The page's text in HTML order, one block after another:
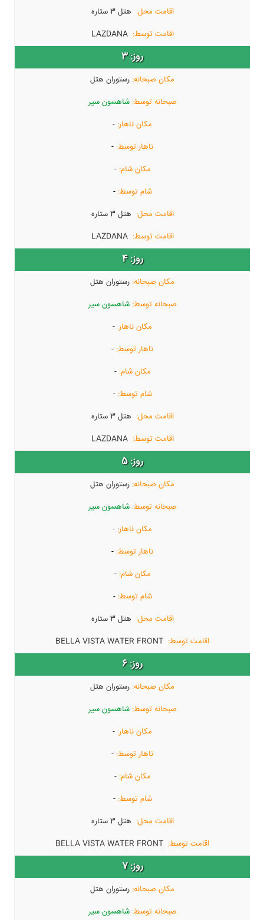
هتل 3 ستاره
LAZDANA
3
رستوران هتل
شاهسون سیر
-
-
-
-
هتل 3 ستاره
LAZDANA
4
رستوران هتل
شاهسون سیر
-
-
-
-
هتل 3 ستاره
LAZDANA
5
رستوران هتل
شاهسون سیر
-
-
-
-
هتل 3 ستاره
6
رستوران هتل
شاهسون سیر
-
-
-
-
هتل 3 ستاره
7
رستوران هتل
شاهسون سیر